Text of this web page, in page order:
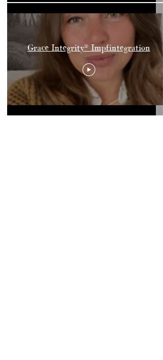
Grace Integrity®️ Impfintegration